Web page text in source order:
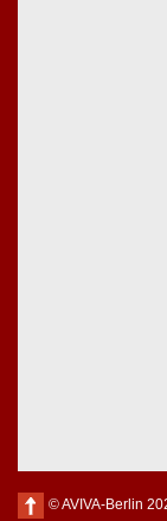
© AVIVA-Berlin